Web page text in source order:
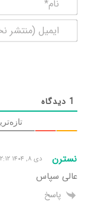
1 دیدگاه
نسترن دی ۸, ۱۴۰۴ ۲:۱۲ ب٫ظ
عالی سپاس
پاسخ